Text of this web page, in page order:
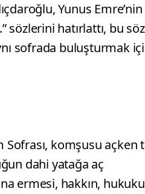
Yunus Emre’nin
hatırlattı, bu
sofrada buluşturmak
Sofrası, komşusu açken
dahi yatağa aç
ermesi, hakkın,